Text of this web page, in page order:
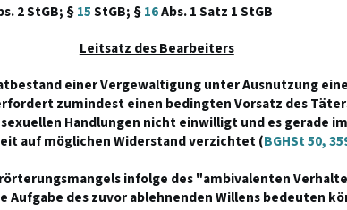
2 StGB; §15StGB; §16Abs. 1 Satz 1 StGB
Leitsatz des Bearbeiters
einer Vergewaltigung unter Ausnutzung
zumindest einen bedingten Vorsatz des
Handlungen nicht einwilligt und es gerade
auf möglichen Widerstand verzichtet (BGHSt 50,
infolge des "ambivalenten
Aufgabe des zuvor ablehnenden Willens bedeuten